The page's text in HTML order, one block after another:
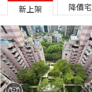
新上架 降價宅